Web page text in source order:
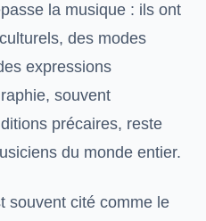
la musique : ils ont
des modes
expressions
souvent
précaires, reste
du monde entier.
souvent cité comme le